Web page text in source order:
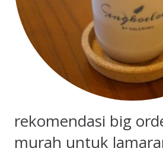
rekomendasi big
murah untuk